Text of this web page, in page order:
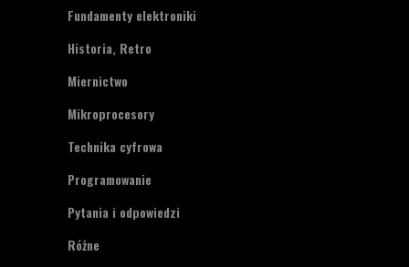
Fundamenty elektroniki
Historia, Retro
Miernictwo
Mikroprocesory
Technika cyfrowa
Programowanie
Pytania i odpowiedzi
Różne